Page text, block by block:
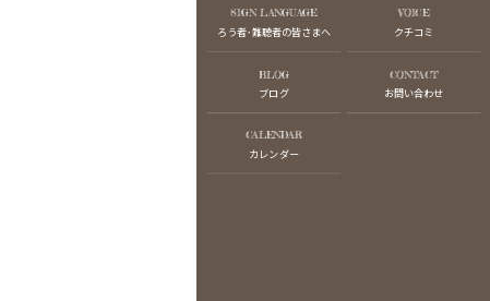
SIGN LANGUAGE
ろう者･難聴者の皆さまへ
VOICE
クチコミ
BLOG
ブログ
CONTACT
お問い合わせ
CALENDAR
カレンダー